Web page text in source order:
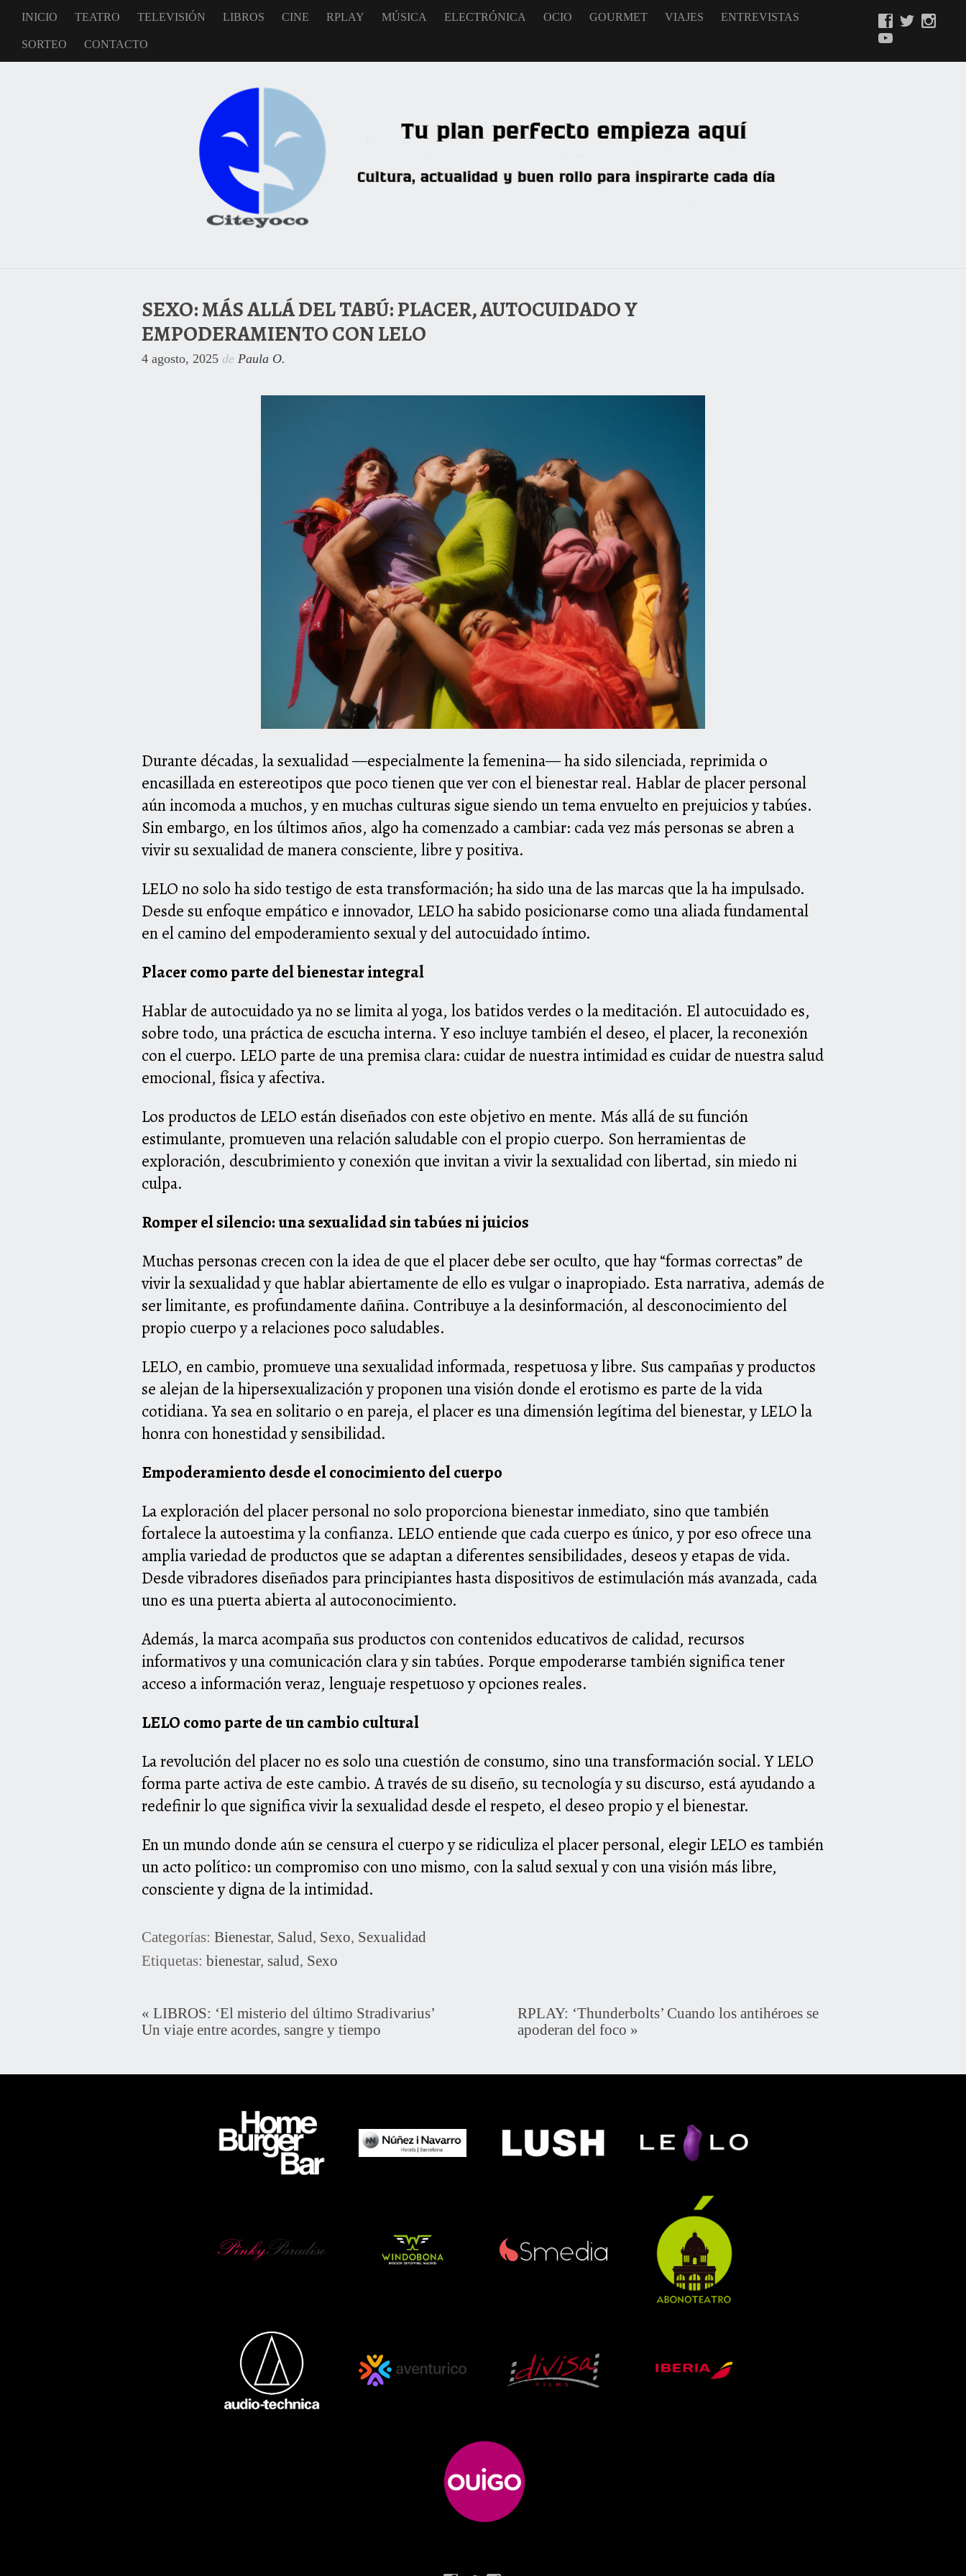
INICIO TEATRO TELEVISIÓN LIBROS CINE RPLAY MÚSICA ELECTRÓNICA OCIO GOURMET VIAJES ENTREVISTAS
SORTEO CONTACTO
SEXO: MÁS ALLÁ DEL TABÚ: PLACER, AUTOCUIDADO Y
EMPODERAMIENTO CON LELO
4 agosto, 2025 de Paula O.
Durante décadas, la sexualidad —especialmente la femenina— ha sido silenciada, reprimida o
encasillada en estereotipos que poco tienen que ver con el bienestar real. Hablar de placer personal
aún incomoda a muchos, y en muchas culturas sigue siendo un tema envuelto en prejuicios y tabúes.
Sin embargo, en los últimos años, algo ha comenzado a cambiar: cada vez más personas se abren a
vivir su sexualidad de manera consciente, libre y positiva.
LELO no solo ha sido testigo de esta transformación; ha sido una de las marcas que la ha impulsado.
Desde su enfoque empático e innovador, LELO ha sabido posicionarse como una aliada fundamental
en el camino del empoderamiento sexual y del autocuidado íntimo.
Placer como parte del bienestar integral
Hablar de autocuidado ya no se limita al yoga, los batidos verdes o la meditación. El autocuidado es,
sobre todo, una práctica de escucha interna. Y eso incluye también el deseo, el placer, la reconexión
con el cuerpo. LELO parte de una premisa clara: cuidar de nuestra intimidad es cuidar de nuestra salud
emocional, física y afectiva.
Los productos de LELO están diseñados con este objetivo en mente. Más allá de su función
estimulante, promueven una relación saludable con el propio cuerpo. Son herramientas de
exploración, descubrimiento y conexión que invitan a vivir la sexualidad con libertad, sin miedo ni
culpa.
Romper el silencio: una sexualidad sin tabúes ni juicios
Muchas personas crecen con la idea de que el placer debe ser oculto, que hay “formas correctas” de
vivir la sexualidad y que hablar abiertamente de ello es vulgar o inapropiado. Esta narrativa, además de
ser limitante, es profundamente dañina. Contribuye a la desinformación, al desconocimiento del
propio cuerpo y a relaciones poco saludables.
LELO, en cambio, promueve una sexualidad informada, respetuosa y libre. Sus campañas y productos
se alejan de la hipersexualización y proponen una visión donde el erotismo es parte de la vida
cotidiana. Ya sea en solitario o en pareja, el placer es una dimensión legítima del bienestar, y LELO la
honra con honestidad y sensibilidad.
Empoderamiento desde el conocimiento del cuerpo
La exploración del placer personal no solo proporciona bienestar inmediato, sino que también
fortalece la autoestima y la confianza. LELO entiende que cada cuerpo es único, y por eso ofrece una
amplia variedad de productos que se adaptan a diferentes sensibilidades, deseos y etapas de vida.
Desde vibradores diseñados para principiantes hasta dispositivos de estimulación más avanzada, cada
uno es una puerta abierta al autoconocimiento.
Además, la marca acompaña sus productos con contenidos educativos de calidad, recursos
informativos y una comunicación clara y sin tabúes. Porque empoderarse también significa tener
acceso a información veraz, lenguaje respetuoso y opciones reales.
LELO como parte de un cambio cultural
La revolución del placer no es solo una cuestión de consumo, sino una transformación social. Y LELO
forma parte activa de este cambio. A través de su diseño, su tecnología y su discurso, está ayudando a
redefinir lo que significa vivir la sexualidad desde el respeto, el deseo propio y el bienestar.
En un mundo donde aún se censura el cuerpo y se ridiculiza el placer personal, elegir LELO es también
un acto político: un compromiso con uno mismo, con la salud sexual y con una visión más libre,
consciente y digna de la intimidad.
Categorías: Bienestar, Salud, Sexo, Sexualidad
Etiquetas: bienestar, salud, Sexo
« LIBROS: ‘El misterio del último Stradivarius’
Un viaje entre acordes, sangre y tiempo
RPLAY: ‘Thunderbolts’ Cuando los antihéroes se
apoderan del foco »